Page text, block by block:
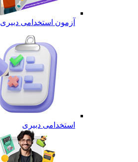
آزمون استخدامی دبیری
استخدامی دبیری